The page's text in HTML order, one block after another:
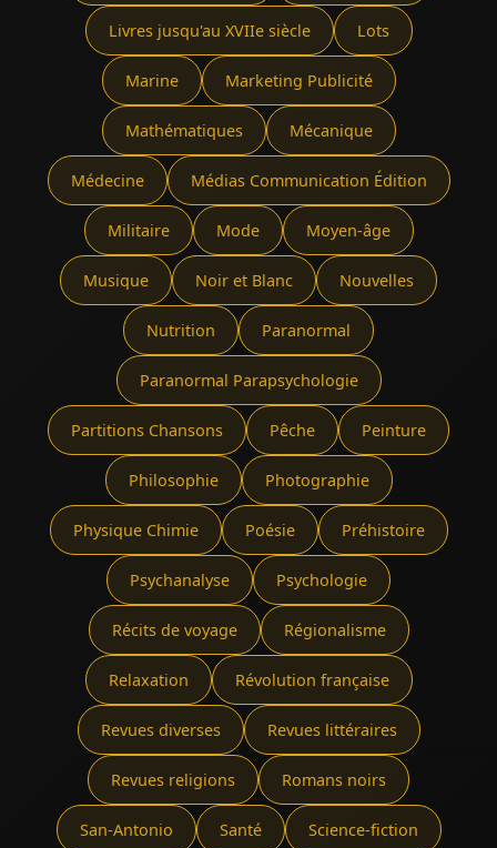
Livres jusqu'au XVIIe siècle Lots
Marine Marketing Publicité
Mathématiques Mécanique
Médecine Médias Communication Édition
Militaire Mode Moyen-âge
Musique Noir et Blanc Nouvelles
Nutrition Paranormal
Paranormal Parapsychologie
Partitions Chansons Pêche Peinture
Philosophie Photographie
Physique Chimie Poésie Préhistoire
Psychanalyse Psychologie
Récits de voyage Régionalisme
Relaxation Révolution française
Revues diverses Revues littéraires
Revues religions Romans noirs
San-Antonio Santé Science-fiction